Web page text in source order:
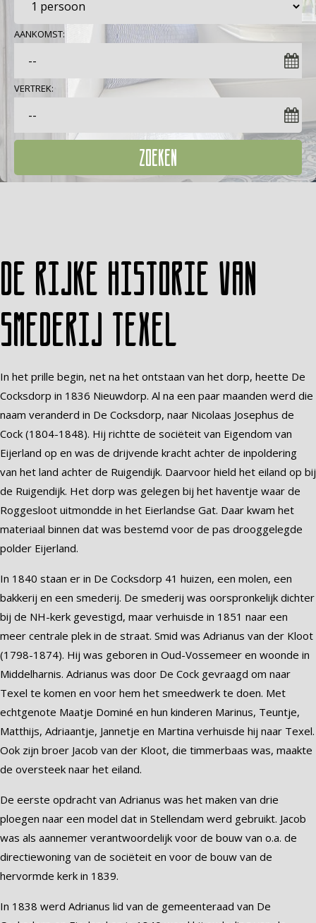
AANKOMST:
VERTREK:
ZOEKEN
De rijke historie van
Smederij Texel
In het prille begin, net na het ontstaan van het dorp, heette De
Cocksdorp in 1836 Nieuwdorp. Al na een paar maanden werd die
naam veranderd in De Cocksdorp, naar Nicolaas Josephus de
Cock (1804-1848). Hij richtte de sociëteit van Eigendom van
Eijerland op en was de drijvende kracht achter de inpoldering
van het land achter de Ruigendijk. Daarvoor hield het eiland op bij
de Ruigendijk. Het dorp was gelegen bij het haventje waar de
Roggesloot uitmondde in het Eierlandse Gat. Daar kwam het
materiaal binnen dat was bestemd voor de pas drooggelegde
polder Eijerland.
In 1840 staan er in De Cocksdorp 41 huizen, een molen, een
bakkerij en een smederij. De smederij was oorspronkelijk dichter
bij de NH-kerk gevestigd, maar verhuisde in 1851 naar een
meer centrale plek in de straat. Smid was Adrianus van der Kloot
(1798-1874). Hij was geboren in Oud-Vossemeer en woonde in
Middelharnis. Adrianus was door De Cock gevraagd om naar
Texel te komen en voor hem het smeedwerk te doen. Met
echtgenote Maatje Dominé en hun kinderen Marinus, Teuntje,
Matthijs, Adriaantje, Jannetje en Martina verhuisde hij naar Texel.
Ook zijn broer Jacob van der Kloot, die timmerbaas was, maakte
de oversteek naar het eiland.
De eerste opdracht van Adrianus was het maken van drie
ploegen naar een model dat in Stellendam werd gebruikt. Jacob
was als aannemer verantwoordelijk voor de bouw van o.a. de
directiewoning van de sociëteit en voor de bouw van de
hervormde kerk in 1839.
In 1838 werd Adrianus lid van de gemeenteraad van De